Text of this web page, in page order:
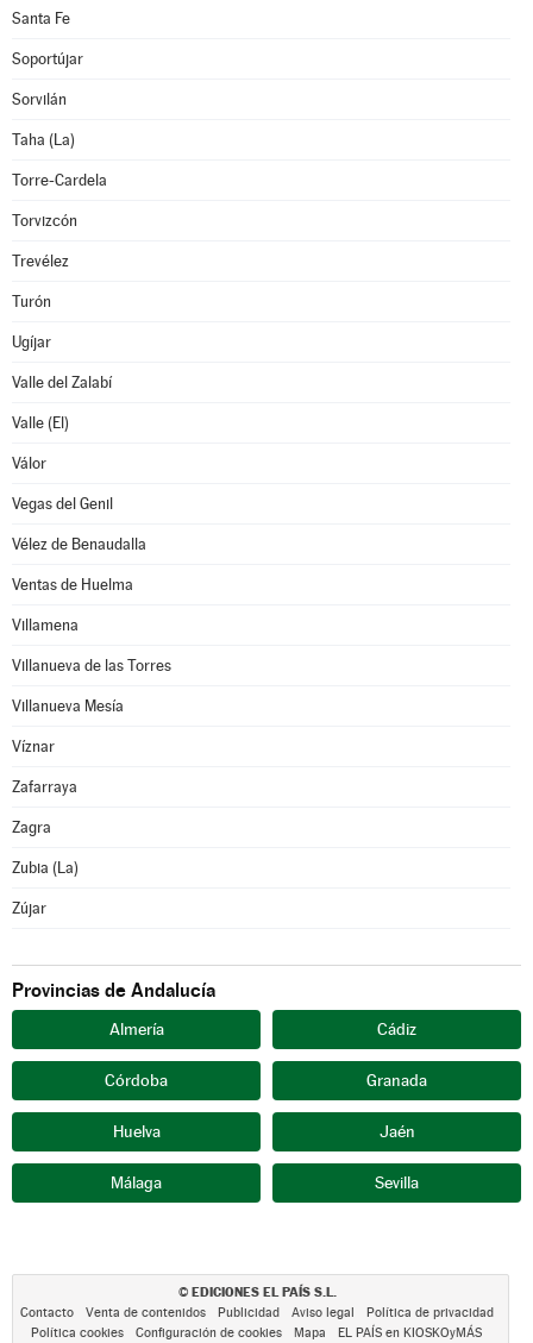
Santa Fe
Soportújar
Sorvilán
Taha (La)
Torre-Cardela
Torvizcón
Trevélez
Turón
Ugíjar
Valle del Zalabí
Valle (El)
Válor
Vegas del Genil
Vélez de Benaudalla
Ventas de Huelma
Villamena
Villanueva de las Torres
Villanueva Mesía
Víznar
Zafarraya
Zagra
Zubia (La)
Zújar
Provincias de Andalucía
Almería Cádiz
Córdoba Granada
Huelva Jaén
Málaga Sevilla
© EDICIONES EL PAÍS S.L.
Contacto Venta de contenidos Publicidad Aviso legal
Política de privacidad
Política cookies
Configuración de cookies Mapa EL PAÍS en KIOSKOyMÁS